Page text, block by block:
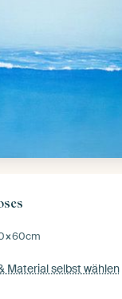
cm
Material selbst wählen